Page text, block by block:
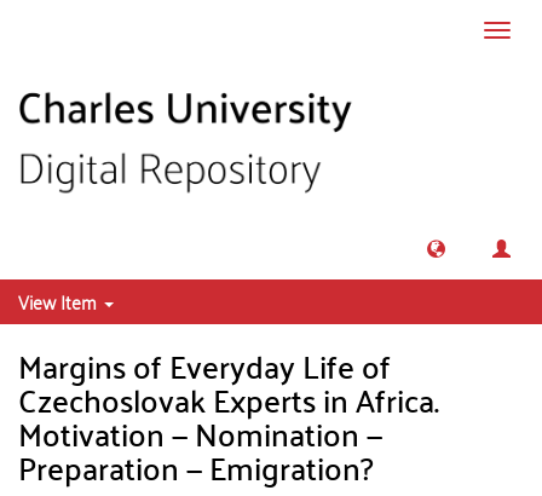
View Item
Margins of Everyday Life of
Czechoslovak Experts in Africa.
Motivation — Nomination —
Preparation — Emigration?